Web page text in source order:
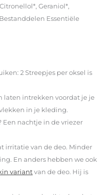
Geraniol*,
Essentiële
2 Streepjes per oksel is
laten intrekken voordat je je
in je kleding.
Een nachtje in de vriezer
irritatie van de deo. Minder
En anders hebben we ook
variant van de deo. Hij is